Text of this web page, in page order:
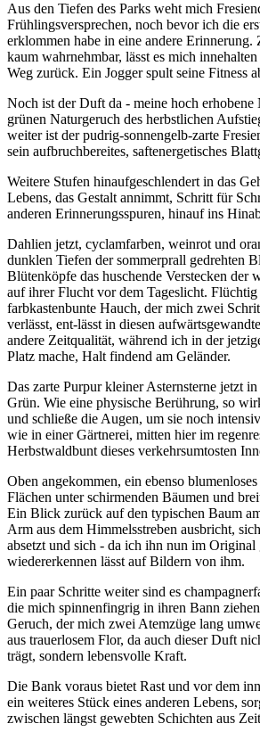
Aus den Tiefen des Parks weht mich
Frühlingsversprechen, noch bevor ich die
erklommen habe in eine andere Erinnerung.
kaum wahrnehmbar, lässt es mich
Weg zurück. Ein Jogger spult seine Fitness
Noch ist der Duft da - meine hoch erhobene
grünen Naturgeruch des herbstlichen
weiter ist der pudrig-sonnengelb-zarte
sein aufbruchbereites, saftenergetisches
Weitere Stufen hinaufgeschlendert in das
Lebens, das Gestalt annimmt, Schritt für
anderen Erinnerungsspuren, hinauf ins
Dahlien jetzt, cyclamfarben, weinrot und
dunklen Tiefen der sommerprall gedrehten
Blütenköpfe das huschende Verstecken der
auf ihrer Flucht vor dem Tageslicht.
farbkastenbunte Hauch, der mich zwei
verlässt, ent-lässt in diesen
andere Zeitqualität, während ich in der
Platz mache, Halt findend am Geländer.
Das zarte Purpur kleiner Asternsterne jetzt
Grün. Wie eine physische Berührung, so
und schließe die Augen, um sie noch
wie in einer Gärtnerei, mitten hier im
Herbstwaldbunt dieses verkehrsumtosten
Oben angekommen, ein ebenso
Flächen unter schirmenden Bäumen und
Ein Blick zurück auf den typischen Baum
Arm aus dem Himmelsstreben ausbricht,
absetzt und sich - da ich ihn nun im Original
wiedererkennen lässt auf Bildern von ihm.
Ein paar Schritte weiter sind es
die mich spinnenfingrig in ihren Bann
Geruch, der mich zwei Atemzüge lang
aus trauerlosem Flor, da auch dieser Duft
trägt, sondern lebensvolle Kraft.
Die Bank voraus bietet Rast und vor dem
ein weiteres Stück eines anderen Lebens,
zwischen längst gewebten Schichten aus